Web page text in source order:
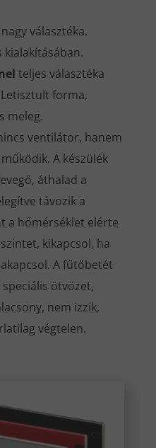
választéka.
kialakításában.
teljes választéka
forma,
meleg.
ventilátor, hanem
A készülék
áthalad a
távozik a
a hőmérséklet elérte
kikapcsol, ha
A fűtőbetét
ötvözet,
nem izzik,
végtelen.